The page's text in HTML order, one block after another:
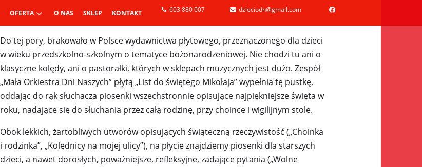
OFERTA O NAS SKLEP KONTAKT 603 880 007 dzieciodn@gmail.com
Do tej pory, brakowało w Polsce wydawnictwa płytowego, przeznaczonego dla dzieci
w wieku przedszkolno-szkolnym o tematyce bożonarodzeniowej. Nie chodzi tu ani o
klasyczne kolędy, ani o pastorałki, których w sklepach muzycznych jest dużo. Zespół
„Mała Orkiestra Dni Naszych” płytą „List do świętego Mikołaja” wypełnia tę pustkę,
oddając do rąk słuchacza piosenki wszechstronnie opisujące najpiękniejsze święta w
roku, nadające się do słuchania przez całą rodzinę, przy choince i wigilijnym stole.
Obok lekkich, żartobliwych utworów opisujących świąteczną rzeczywistość („Choinka
i rodzinka”, „Kolędnicy na mojej ulicy”), na płycie znajdziemy piosenki dla starszych
dzieci, a nawet dorosłych, poważniejsze, refleksyjne, zadające pytania („Wolne